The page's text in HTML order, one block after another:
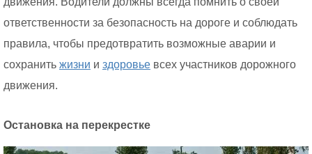
ответственности за безопасность на дороге и соблюдать
правила, чтобы предотвратить возможные аварии и
сохранить жизни и здоровье всех участников дорожного
движения.
Остановка на перекрестке